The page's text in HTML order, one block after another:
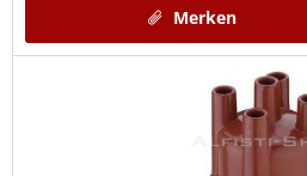
Merken